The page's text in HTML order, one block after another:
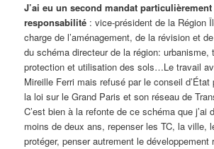
J’ai eu un second mandat
responsabilité : vice-président de la Région
charge de l’aménagement, de la révision et
du schéma directeur de la région: urbanisme,
protection et utilisation des sols…Le travail
Mireille Ferri mais refusé par le conseil d’État
la loi sur le Grand Paris et son réseau de
C’est bien à la refonte de ce schéma que j’ai
moins de deux ans, repenser les TC, la ville,
protéger, penser autrement le